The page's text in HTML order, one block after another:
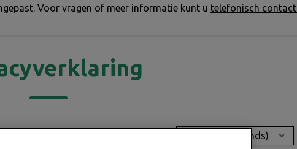
Voor vragen of meer informatie kunt u telefonisch contact
Dutch (Netherlands)